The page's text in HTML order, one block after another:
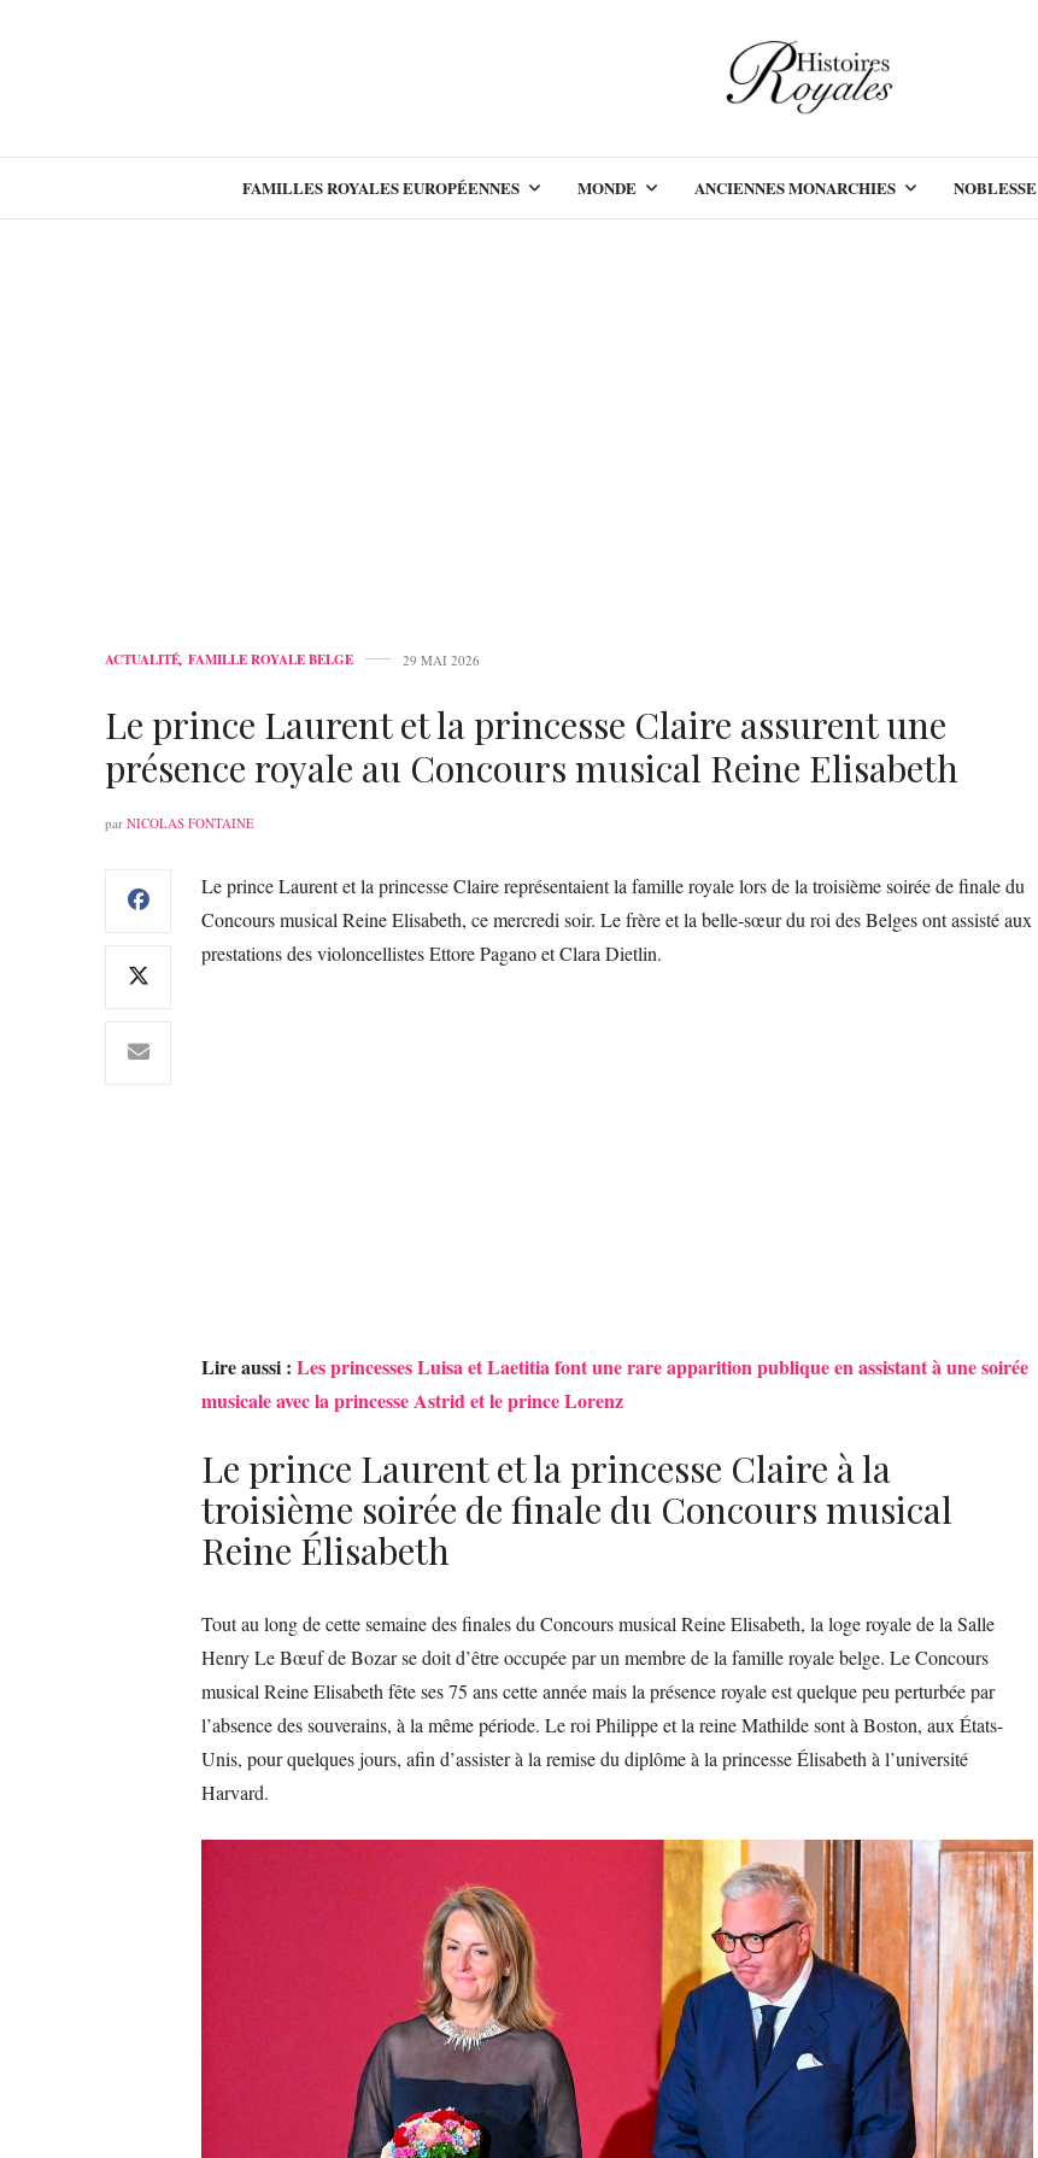
FAMILLES ROYALES EUROPÉENNES MONDE ANCIENNES MONARCHIES NOBLESSE
ACTUALITÉ, FAMILLE ROYALE BELGE 29 MAI 2026
Le prince Laurent et la princesse Claire assurent une
présence royale au Concours musical Reine Elisabeth
par NICOLAS FONTAINE
Le prince Laurent et la princesse Claire représentaient la famille royale lors de la troisième soirée de finale du
Concours musical Reine Elisabeth, ce mercredi soir. Le frère et la belle-sœur du roi des Belges ont assisté aux
prestations des violoncellistes Ettore Pagano et Clara Dietlin.
Lire aussi : Les princesses Luisa et Laetitia font une rare apparition publique en assistant à une soirée
musicale avec la princesse Astrid et le prince Lorenz
Le prince Laurent et la princesse Claire à la
troisième soirée de finale du Concours musical
Reine Élisabeth
Tout au long de cette semaine des finales du Concours musical Reine Elisabeth, la loge royale de la Salle
Henry Le Bœuf de Bozar se doit d’être occupée par un membre de la famille royale belge. Le Concours
musical Reine Elisabeth fête ses 75 ans cette année mais la présence royale est quelque peu perturbée par
l’absence des souverains, à la même période. Le roi Philippe et la reine Mathilde sont à Boston, aux États-
Unis, pour quelques jours, afin d’assister à la remise du diplôme à la princesse Élisabeth à l’université
Harvard.